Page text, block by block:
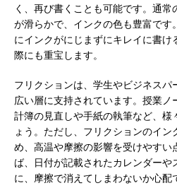
く、再び書くことも可能です。通
が滑らかで、インクの色も豊富です
にインクがにじまずにキレイに書け
際にも重宝します。
フリクションは、学生やビジネス
広い層に支持されています。授業
計簿の見直しや手紙の執筆など、様
ょう。ただし、フリクションのイ
め、高温や摩擦の影響を受けやすい
ば、日付が記載されたカレンダー
に、摩擦で消えてしまわないか心配